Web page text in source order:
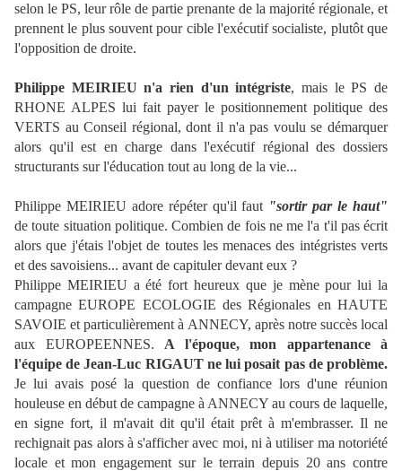
selon le PS, leur rôle de partie prenante de la majorité régionale, et
prennent le plus souvent pour cible l'exécutif socialiste, plutôt que
l'opposition de droite.
Philippe MEIRIEU n'a rien d'un intégriste, mais le PS de
RHONE ALPES lui fait payer le positionnement politique des
VERTS au Conseil régional, dont il n'a pas voulu se démarquer
alors qu'il est en charge dans l'exécutif régional des dossiers
structurants sur l'éducation tout au long de la vie...
Philippe MEIRIEU adore répéter qu'il faut "sortir par le haut"
de toute situation politique. Combien de fois ne me l'a t'il pas écrit
alors que j'étais l'objet de toutes les menaces des intégristes verts
et des savoisiens... avant de capituler devant eux ?
Philippe MEIRIEU a été fort heureux que je mène pour lui la
campagne EUROPE ECOLOGIE des Régionales en HAUTE
SAVOIE et particulièrement à ANNECY, après notre succès local
aux EUROPEENNES. A l'époque, mon appartenance à
l'équipe de Jean-Luc RIGAUT ne lui posait pas de problème.
Je lui avais posé la question de confiance lors d'une réunion
houleuse en début de campagne à ANNECY au cours de laquelle,
en signe fort, il m'avait dit qu'il était prêt à m'embrasser. Il ne
rechignait pas alors à s'afficher avec moi, ni à utiliser ma notoriété
locale et mon engagement sur le terrain depuis 20 ans contre